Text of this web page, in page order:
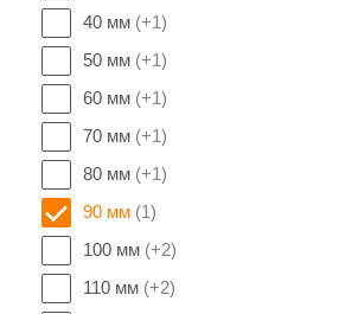
40 мм (+1)
50 мм (+1)
60 мм (+1)
70 мм (+1)
80 мм (+1)
90 мм (1)
100 мм (+2)
110 мм (+2)